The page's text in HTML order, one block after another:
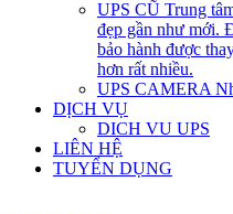
UPS CŨ Trung
đẹp gần như mới.
bảo hành được
hơn rất nhiều.
UPS CAMERA
DỊCH VỤ
DICH VU UPS
LIÊN HỆ
TUYỂN DỤNG